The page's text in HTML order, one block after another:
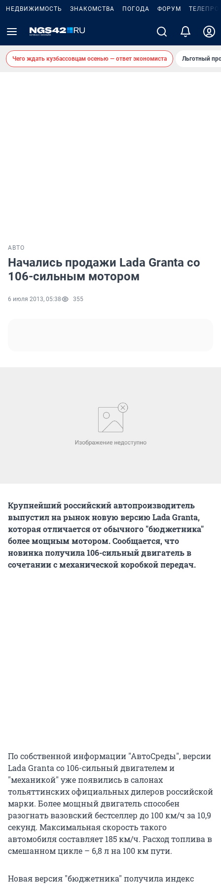
НЕДВИЖИМОСТЬ ЗНАКОМСТВА ПОГОДА ФОРУМ
Чего ждать кузбассовцам осенью — ответ экономиста Льготный
АВТО
Начались продажи Lada Granta со
106-сильным мотором
6 июля 2013, 05:38 355
Крупнейший российский автопроизводитель
выпустил на рынок новую версию Lada Granta,
которая отличается от обычного "бюджетника"
более мощным мотором. Сообщается, что
новинка получила 106-сильный двигатель в
сочетании с механической коробкой передач.
По собственной информации "АвтоСреды", версии
Lada Granta со 106-сильный двигателем и
"механикой" уже появились в салонах
тольяттинских официальных дилеров российской
марки. Более мощный двигатель способен
разогнать вазовский бестселлер до 100 км/ч за 10,9
секунд. Максимальная скорость такого
автомобиля составляет 185 км/ч. Расход топлива в
смешанном цикле – 6,8 л на 100 км пути.
Новая версия "бюджетника" получила индекс